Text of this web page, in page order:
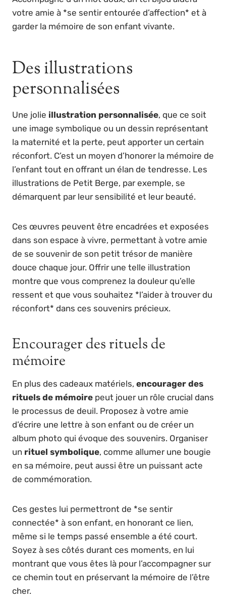
votre amie à *se sentir entourée d’affection* et à
garder la mémoire de son enfant vivante.
Des illustrations
personnalisées
Une jolie illustration personnalisée, que ce soit
une image symbolique ou un dessin représentant
la maternité et la perte, peut apporter un certain
réconfort. C’est un moyen d’honorer la mémoire de
l’enfant tout en offrant un élan de tendresse. Les
illustrations de Petit Berge, par exemple, se
démarquent par leur sensibilité et leur beauté.
Ces œuvres peuvent être encadrées et exposées
dans son espace à vivre, permettant à votre amie
de se souvenir de son petit trésor de manière
douce chaque jour. Offrir une telle illustration
montre que vous comprenez la douleur qu’elle
ressent et que vous souhaitez *l’aider à trouver du
réconfort* dans ces souvenirs précieux.
Encourager des rituels de
mémoire
En plus des cadeaux matériels, encourager des
rituels de mémoire peut jouer un rôle crucial dans
le processus de deuil. Proposez à votre amie
d’écrire une lettre à son enfant ou de créer un
album photo qui évoque des souvenirs. Organiser
un rituel symbolique, comme allumer une bougie
en sa mémoire, peut aussi être un puissant acte
de commémoration.
Ces gestes lui permettront de *se sentir
connectée* à son enfant, en honorant ce lien,
même si le temps passé ensemble a été court.
Soyez à ses côtés durant ces moments, en lui
montrant que vous êtes là pour l’accompagner sur
ce chemin tout en préservant la mémoire de l’être
cher.